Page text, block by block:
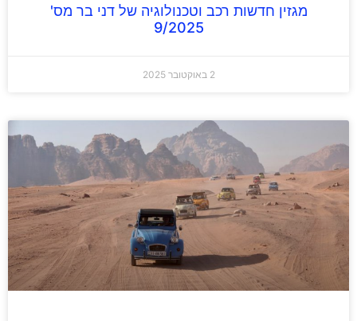
מגזין חדשות רכב וטכנולוגיה של דני בר מס'
9/2025
2 באוקטובר 2025